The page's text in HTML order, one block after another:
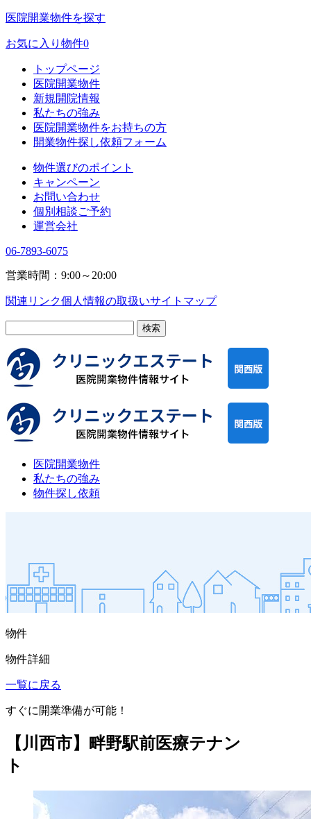
医院開業物件を探す
お気に入り物件0
トップページ
医院開業物件
新規開院情報
私たちの強み
医院開業物件をお持ちの方
開業物件探し依頼フォーム
物件選びのポイント
キャンペーン
お問い合わせ
個別相談ご予約
運営会社
06-7893-6075
営業時間：9:00～20:00
関連リンク個人情報の取扱いサイトマップ
医院開業物件
私たちの強み
物件探し依頼
物件
物件詳細
一覧に戻る
すぐに開業準備が可能！
【川西市】畔野駅前医療テナン
ト